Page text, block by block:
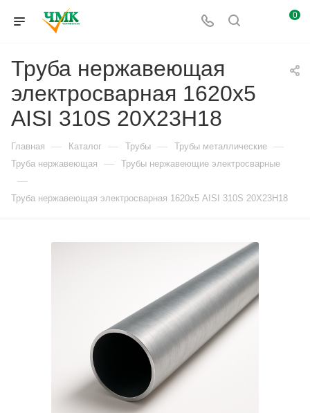
0
Труба нержавеющая
электросварная 1620х5
AISI 310S 20Х23Н18
Главная — Каталог — Трубы — Трубы металлические —
Труба нержавеющая — Трубы нержавеющие электросварные
—
Труба нержавеющая электросварная 1620х5 AISI 310S 20Х23Н18